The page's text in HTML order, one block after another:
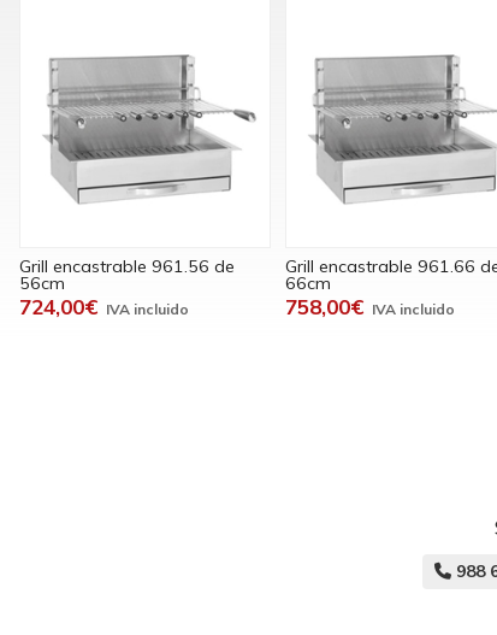
Grill encastrable 961.56 de
56cm
724,00€
Grill encastrable 961.66
66cm
758,00€
988